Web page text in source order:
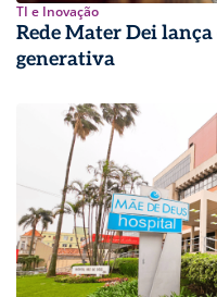
TI e Inovação
Rede Mater Dei
generativa